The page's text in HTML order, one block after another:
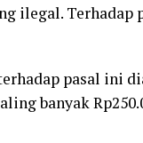
ilegal. Terhadap
pasal ini
banyak